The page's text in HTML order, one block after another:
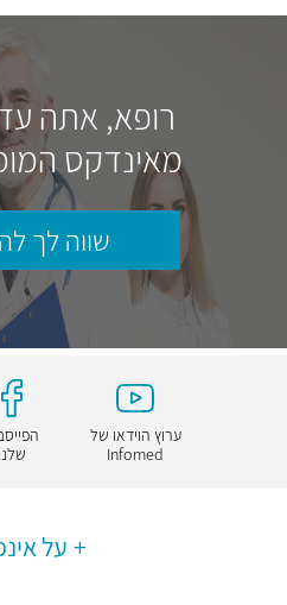
רופא, אתה
מאינדקס
שווה לך
ערוץ הוידאו של
Infomed
שלנו
על